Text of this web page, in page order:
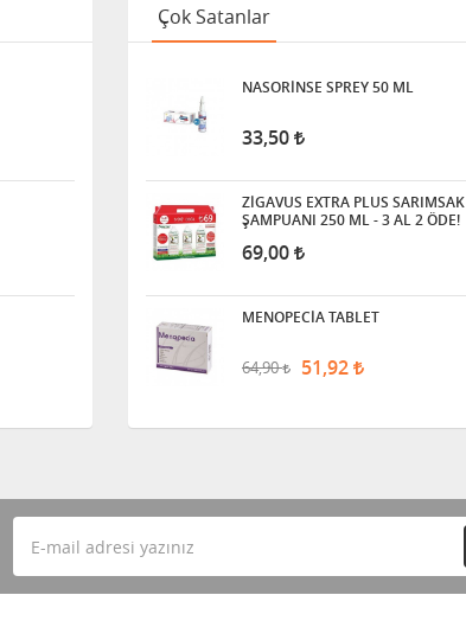
Çok Satanlar
NASORİNSE SPREY 50 ML
33,50
ZİGAVUS EXTRA PLUS SARIMSAK
ŞAMPUANI 250 ML - 3 AL 2 ÖDE!
69,00
MENOPECİA TABLET
64,90 51,92